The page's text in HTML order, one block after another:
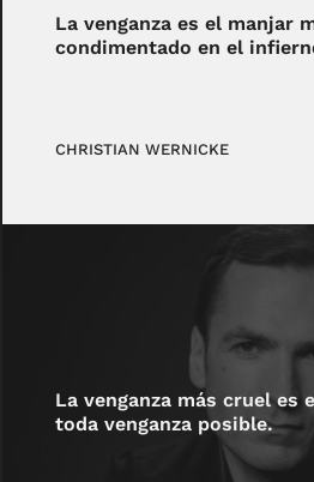
La venganza es el manjar
condimentado en el
CHRISTIAN WERNICKE
La venganza más cruel es
toda venganza posible.